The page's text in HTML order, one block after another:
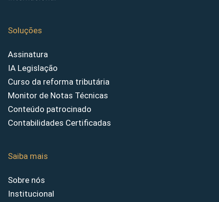
Soluções
Assinatura
IA Legislação
Curso da reforma tributária
Monitor de Notas Técnicas
Conteúdo patrocinado
Contabilidades Certificadas
Saiba mais
Sobre nós
Institucional